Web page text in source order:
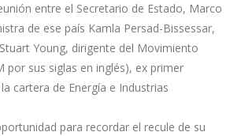
entre el Secretario de Estado, Marco
de ese país Kamla Persad-Bissessar,
Young, dirigente del Movimiento
por sus siglas en inglés), ex primer
cartera de Energía e Industrias
para recordar el recule de su